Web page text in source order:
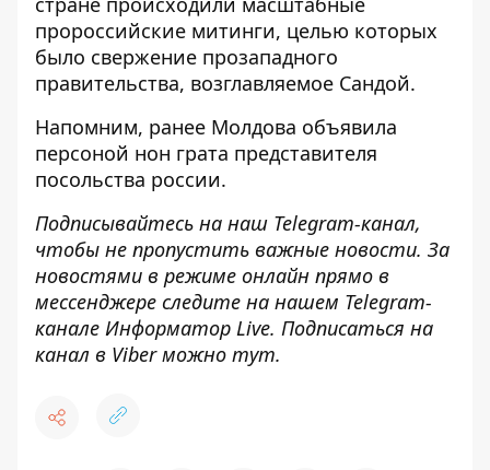
пророссийские митинги, целью которых
было свержение прозападного
правительства, возглавляемое Сандой.
Напомним, ранее Молдова объявила
персоной нон грата представителя
посольства россии.
Подписывайтесь на наш Telegram-канал,
чтобы не пропустить важные новости. За
новостями в режиме онлайн прямо в
мессенджере следите на нашем Telegram-
канале Информатор Live. Подписаться на
канал в Viber можно тут.